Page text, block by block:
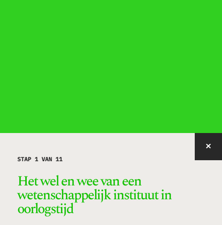
STAP 1 VAN 11
Het wel en wee van een
wetenschappelijk instituut in
oorlogstijd